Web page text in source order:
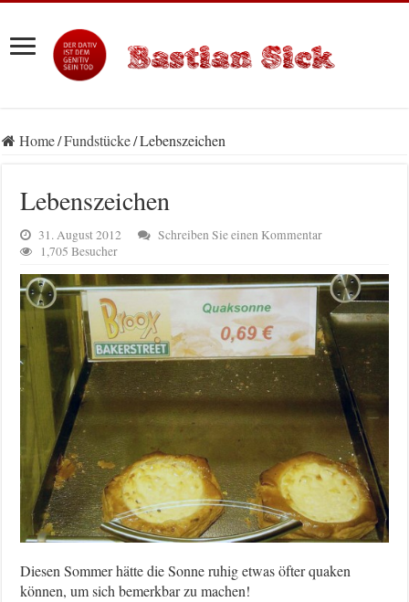
Home/Fundstücke/Lebenszeichen
Lebenszeichen
31. August 2012
Schreiben Sie einen Kommentar
1,705 Besucher
Diesen Sommer hätte die Sonne ruhig etwas öfter quaken
können, um sich bemerkbar zu machen!